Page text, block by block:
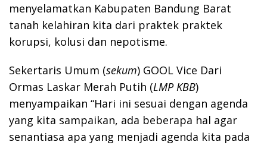
menyelamatkan Kabupaten Bandung Barat
tanah kelahiran kita dari praktek praktek
korupsi, kolusi dan nepotisme.
Sekertaris Umum (sekum) GOOL Vice Dari
Ormas Laskar Merah Putih (LMP KBB)
menyampaikan “Hari ini sesuai dengan agenda
yang kita sampaikan, ada beberapa hal agar
senantiasa apa yang menjadi agenda kita pada